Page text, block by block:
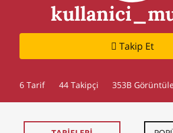
Takip Et
6 Tarif 44Takipçi 353B